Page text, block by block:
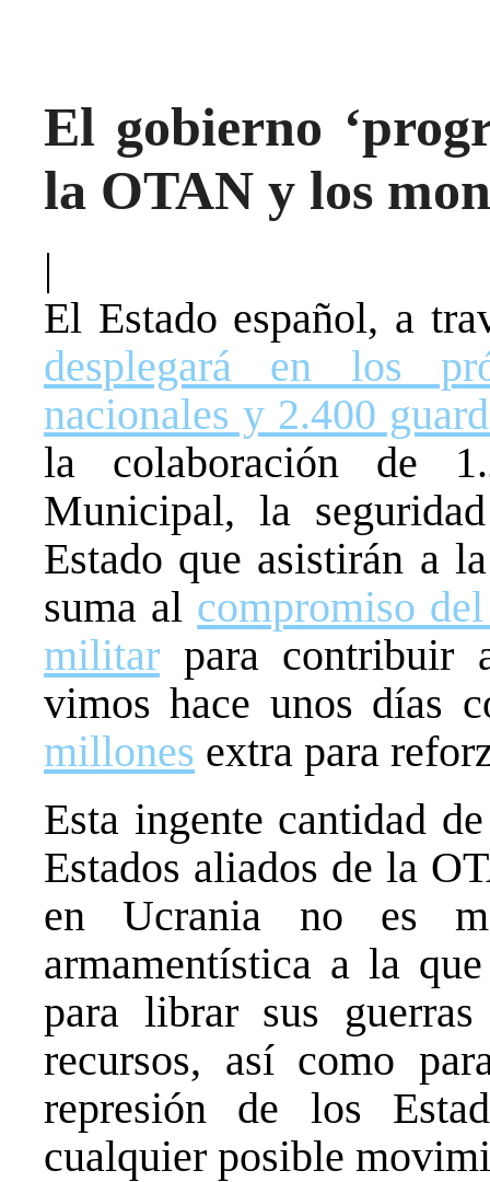
El gobierno
la OTAN y los
|
El Estado español, a
desplegará en los
nacionales y 2.400
la colaboración de
Municipal, la
Estado que asistirán a
suma al compromiso
militar para contribuir
vimos hace unos días
millones extra para
Esta ingente cantidad
Estados aliados de la
en Ucrania no es
armamentística a la
para librar sus
recursos, así como
represión de los
cualquier posible